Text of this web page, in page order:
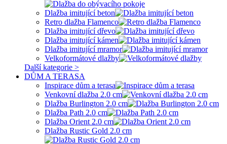
Dlažba imitující beton
Retro dlažba Flamenco
Dlažba imitující dřevo
Dlažba imitující kámen
Dlažba imitující mramor
Velkoformátové dlažby
Další kategorie >
DŮM A TERASA
Inspirace dům a terasa
Venkovní dlažba 2.0 cm
Dlažba Burlington 2.0 cm
Dlažba Path 2.0 cm
Dlažba Orient 2.0 cm
Dlažba Rustic Gold 2.0 cm